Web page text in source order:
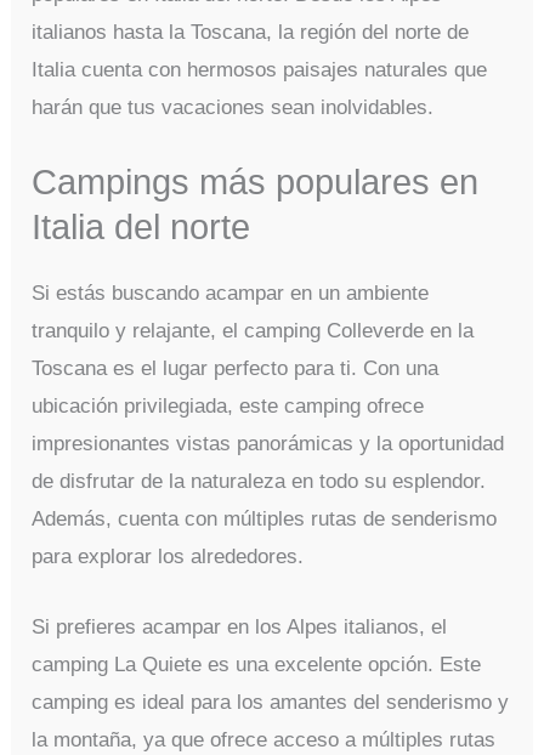
italianos hasta la Toscana, la región del norte de
Italia cuenta con hermosos paisajes naturales que
harán que tus vacaciones sean inolvidables.
Campings más populares en
Italia del norte
Si estás buscando acampar en un ambiente
tranquilo y relajante, el camping Colleverde en la
Toscana es el lugar perfecto para ti. Con una
ubicación privilegiada, este camping ofrece
impresionantes vistas panorámicas y la oportunidad
de disfrutar de la naturaleza en todo su esplendor.
Además, cuenta con múltiples rutas de senderismo
para explorar los alrededores.
Si prefieres acampar en los Alpes italianos, el
camping La Quiete es una excelente opción. Este
camping es ideal para los amantes del senderismo y
la montaña, ya que ofrece acceso a múltiples rutas